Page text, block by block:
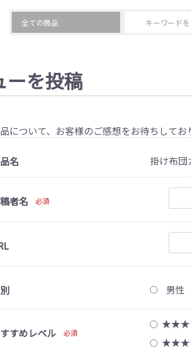
ーを投稿
について、お客様のご感想をお待ちしてお
名 掛け布団
者名 必須
男性
すめレベル 必須